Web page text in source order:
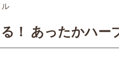
！ あったかハー